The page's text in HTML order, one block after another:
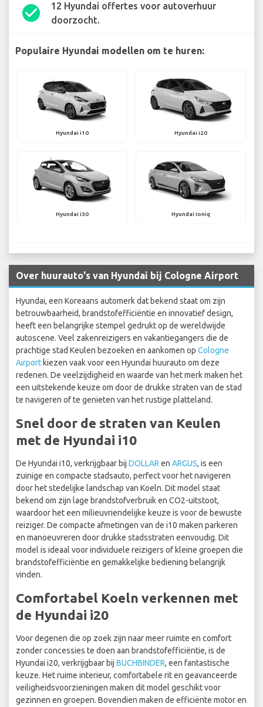
check_circle
12 Hyundai offertes voor autoverhuur
doorzocht.
Populaire Hyundai modellen om te huren:
Hyundai i10 Hyundai i20
Hyundai i30 Hyundai Ioniq
Over huurauto's van Hyundai bij Cologne Airport
Hyundai, een Koreaans automerk dat bekend staat om zijn
betrouwbaarheid, brandstofefficiëntie en innovatief design,
heeft een belangrijke stempel gedrukt op de wereldwijde
autoscene. Veel zakenreizigers en vakantiegangers die de
prachtige stad Keulen bezoeken en aankomen op Cologne
Airport kiezen vaak voor een Hyundai huurauto om deze
redenen. De veelzijdigheid en waarde van het merk maken het
een uitstekende keuze om door de drukke straten van de stad
te navigeren of te genieten van het rustige platteland.
Snel door de straten van Keulen
met de Hyundai i10
De Hyundai i10, verkrijgbaar bij DOLLAR en ARGUS, is een
zuinige en compacte stadsauto, perfect voor het navigeren
door het stedelijke landschap van Koeln. Dit model staat
bekend om zijn lage brandstofverbruik en CO2-uitstoot,
waardoor het een milieuvriendelijke keuze is voor de bewuste
reiziger. De compacte afmetingen van de i10 maken parkeren
en manoeuvreren door drukke stadsstraten eenvoudig. Dit
model is ideaal voor individuele reizigers of kleine groepen die
brandstofefficiëntie en gemakkelijke bediening belangrijk
vinden.
Comfortabel Koeln verkennen met
de Hyundai i20
Voor degenen die op zoek zijn naar meer ruimte en comfort
zonder concessies te doen aan brandstofefficiëntie, is de
Hyundai i20, verkrijgbaar bij BUCHBINDER, een fantastische
keuze. Het ruime interieur, comfortabele rit en geavanceerde
veiligheidsvoorzieningen maken dit model geschikt voor
gezinnen en groepen. Bovendien maken de efficiënte motor en